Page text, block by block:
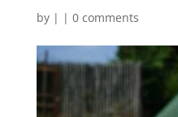
by | | 0 comments